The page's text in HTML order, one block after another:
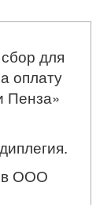
для
оплату
Пенза»
в ООО